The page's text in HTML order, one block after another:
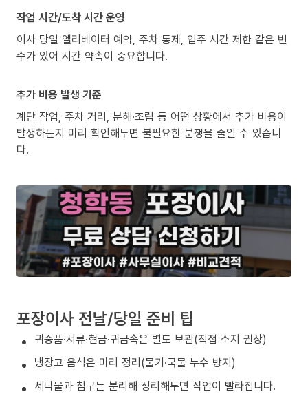
작업 시간/도착 시간 운영
이사 당일 엘리베이터 예약, 주차 통제, 입주 시간 제한 같은 변
수가 있어 시간 약속이 중요합니다.
추가 비용 발생 기준
계단 작업, 주차 거리, 분해·조립 등 어떤 상황에서 추가 비용이
발생하는지 미리 확인해두면 불필요한 분쟁을 줄일 수 있습니
다.
포장이사 전날/당일 준비 팁
귀중품·서류·현금·귀금속은 별도 보관(직접 소지 권장)
냉장고 음식은 미리 정리(물기·국물 누수 방지)
세탁물과 침구는 분리해 정리해두면 작업이 빨라집니다.